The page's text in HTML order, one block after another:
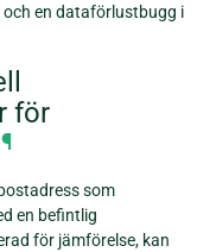
en dataförlustbugg i
för
¶
som
en befintlig
för jämförelse, kan